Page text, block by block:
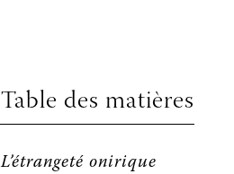
Table des matières
L’étrangeté onirique